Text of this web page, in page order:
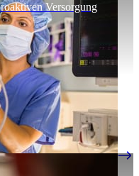
Versorgung